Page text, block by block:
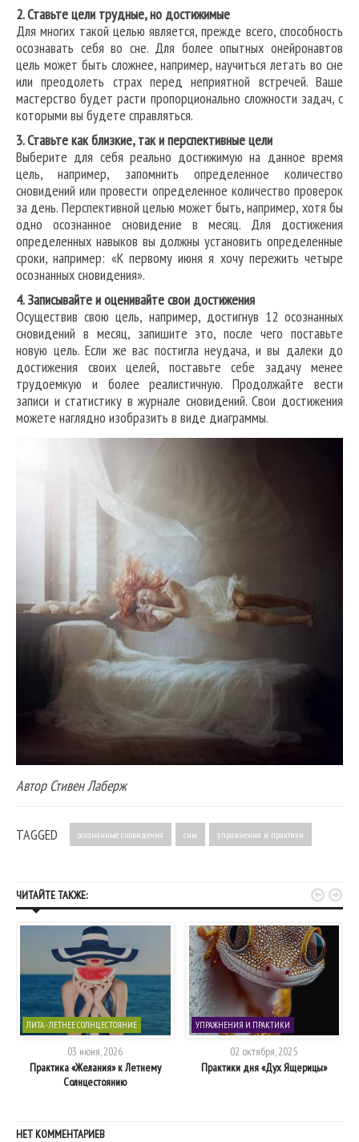
2. Ставьте цели трудные, но достижимые
Для многих такой целью является, прежде всего, способность
осознавать себя во сне. Для более опытных онейронавтов
цель может быть сложнее, например, научиться летать во сне
или преодолеть страх перед неприятной встречей. Ваше
мастерство будет расти пропорционально сложности задач, с
которыми вы будете справляться.
3. Ставьте как близкие, так и перспективные цели
Выберите для себя реально достижимую на данное время
цель, например, запомнить определенное количество
сновидений или провести определенное количество проверок
за день. Перспективной целью может быть, например, хотя бы
одно осознанное сновидение в месяц. Для достижения
определенных навыков вы должны установить определенные
сроки, например: «К первому июня я хочу пережить четыре
осознанных сновидения».
4. Записывайте и оценивайте свои достижения
Осуществив свою цель, например, достигнув 12 осознанных
сновидений в месяц, запишите это, после чего поставьте
новую цель. Если же вас постигла неудача, и вы далеки до
достижения своих целей, поставьте себе задачу менее
трудоемкую и более реалистичную. Продолжайте вести
записи и статистику в журнале сновидений. Свои достижения
можете наглядно изобразить в виде диаграммы.
Автор Стивен Лаберж
TAGGED осознанные сновидения сны упражнения и практики
ЧИТАЙТЕ ТАКЖЕ:
ЛИТА - ЛЕТНЕЕ СОЛНЦЕСТОЯНИЕ
03 июня, 2026
Практика «Желания» к Летнему
Солнцестоянию
УПРАЖНЕНИЯ И ПРАКТИКИ
02 октября, 2025
Практики дня «Дух Ящерицы»
 
НЕТ КОММЕНТАРИЕВ